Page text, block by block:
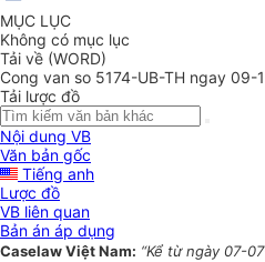
MỤC LỤC
Không có mục lục
Tải về (WORD)
Cong van so 5174-UB-TH ngay 09-
Tải lược đồ
Nội dung VB
Văn bản gốc
Tiếng anh
Lược đồ
VB liên quan
Bản án áp dụng
Caselaw Việt Nam: “Kể từ ngày 07-